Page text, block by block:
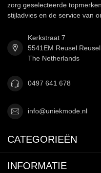
zorg geselecteerde
stijladvies en de service van
Kerkstraat 7
5541EM Reusel Reusel
The Netherlands
0497 641 678
info@uniekmode.nl
CATEGORIEËN
INFORMATIE